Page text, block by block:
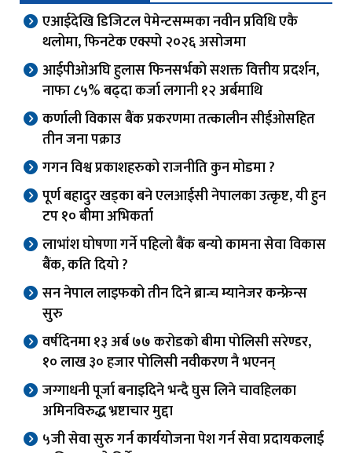
एआईदेखि डिजिटल पेमेन्टसम्मका नवीन प्रविधि एकै
थलोमा, फिनटेक एक्स्पो २०२६ असोजमा
आईपीओअघि हुलास फिनसर्भको सशक्त वित्तीय प्रदर्शन,
नाफा ८५% बढ्दा कर्जा लगानी १२ अर्बमाथि
कर्णाली विकास बैंक प्रकरणमा तत्कालीन सीईओसहित
तीन जना पक्राउ
गगन विश्व प्रकाशहरुको राजनीति कुन मोडमा ?
पूर्ण बहादुर खड्का बने एलआईसी नेपालका उत्कृष्ट, यी हुन
टप १० बीमा अभिकर्ता
लाभांश घोषणा गर्ने पहिलो बैंक बन्यो कामना सेवा विकास
बैंक, कति दियो ?
सन नेपाल लाइफको तीन दिने ब्रान्च म्यानेजर कन्फ्रेन्स
सुरु
वर्षदिनमा १३ अर्ब ७७ करोडको बीमा पोलिसी सरेण्डर,
१० लाख ३० हजार पोलिसी नवीकरण नै भएनन्
जग्गाधनी पूर्जा बनाइदिने भन्दै घुस लिने चावहिलका
अमिनविरुद्ध भ्रष्टाचार मुद्दा
५जी सेवा सुरु गर्न कार्ययोजना पेश गर्न सेवा प्रदायकलाई